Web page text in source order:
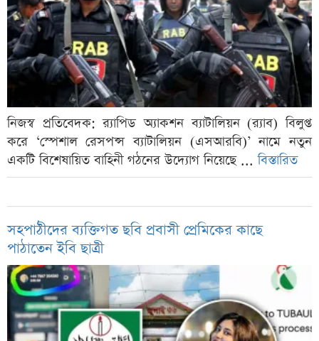
নিজস্ব প্রতিবেদক: র‌্যাপিড অ্যাকশন ব্যাটালিয়ন (র‌্যাব) বিলুপ্ত
করে ‘স্পেশাল রেসপন্স ব্যাটালিয়ন (এসআরবি)’ নামে নতুন
একটি বিশেষায়িত বাহিনী গঠনের উদ্যোগ নিয়েছে ...বিস্তারিত
সহপাঠীদের ব্যক্তিগত ছবি প্রবাসী প্রেমিকের কাছে
পাঠাতেন ইবি ছাত্রী